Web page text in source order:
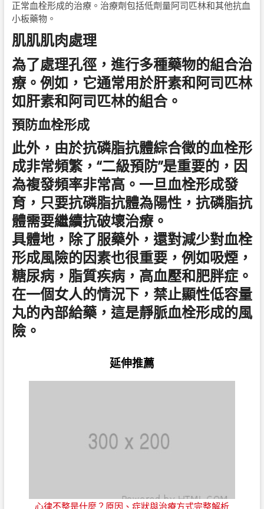
正常血栓形成的治療。治療劑包括低劑量阿司匹林和其他抗血
小板藥物。
肌肌肌肉處理
為了處理孔徑，進行多種藥物的組合治
療。例如，它通常用於肝素和阿司匹林
如肝素和阿司匹林的組合。
預防血栓形成
此外，由於抗磷脂抗體綜合徵的血栓形
成非常頻繁，“二級預防”是重要的，因
為複發頻率非常高。一旦血栓形成發
育，只要抗磷脂抗體為陽性，抗磷脂抗
體需要繼續抗破壞治療。
具體地，除了服藥外，還對減少對血栓
形成風險的因素也很重要，例如吸煙，
糖尿病，脂質疾病，高血壓和肥胖症。
在一個女人的情況下，禁止顯性低容量
丸的內部給藥，這是靜脈血栓形成的風
險。
延伸推薦
心律不整是什麼？原因、症狀與治療方式完整解析